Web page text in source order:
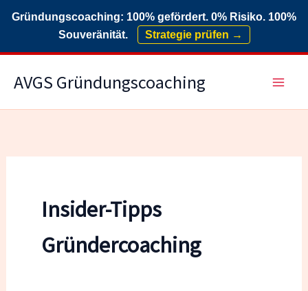
Gründungscoaching: 100% gefördert. 0% Risiko. 100%
Souveränität.
Strategie prüfen →
InhaltAVGS Gründungscoaching
Insider-Tipps
Gründercoaching